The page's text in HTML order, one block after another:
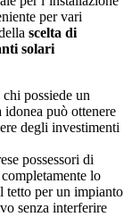
per vari
scelta di
solari
chi possiede un
può ottenere
degli investimenti
possessori di
lo
tetto per un impianto
senza interferire